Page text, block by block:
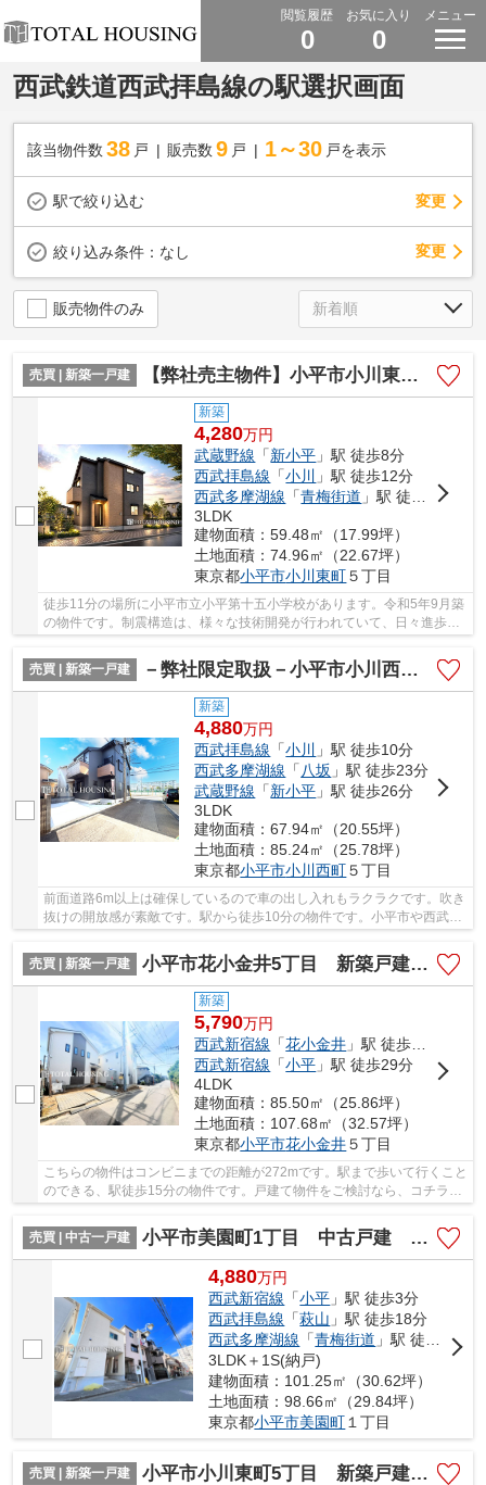
閲覧履歴
0
お気に入り
0
メニュー
西武鉄道西武拝島線の駅選択画面
該当物件数 38 戸 販売数 9 戸 1～30 戸を表示
駅で絞り込む 変更
絞り込み条件： なし 変更
販売物件のみ
売買 | 新築一戸建 【弊社売主物件】小平市小川東町5丁目 新築戸建 全1棟
新築
4,280万円
武蔵野線 「新小平 」駅 徒歩8分
西武拝島線 「小川
」駅 徒歩12分
西武多摩湖線 「青梅街道 」駅 徒歩15分
3LDK
建物面積：59.48㎡（17.99坪）
土地面積：74.96㎡（22.67坪）
東京都小平市小川東町５丁目
徒歩11分の場所に小平市立小平第十五小学校があります。令和5年9月築
の物件です。制震構造は、様々な技術開発が行われていて、日々進歩し
売買 | 新築一戸建
－弊社限定取扱－小平市小川西町5丁目 新築戸建 全2棟
新築
4,880万円
西武拝島線 「小川
」駅 徒歩10分
西武多摩湖線 「 八坂 」駅 徒歩23分
武蔵野線 「新小平 」駅 徒歩26分
3LDK
建物面積：67.94㎡（20.55坪）
土地面積：85.24㎡（25.78坪）
東京都小平市小川西町５丁目
前面道路6m以上は確保しているので車の出し入れもラクラクです。吹き
抜けの開放感が素敵です。駅から徒歩10分の物件です。小平市や西武拝
売買 | 新築一戸建
小平市花小金井5丁目 新築戸建 全2棟
新築
5,790万円
西武新宿線 「花小金井 」駅 徒歩15分
西武新宿線 「小平 」駅 徒歩29分
4LDK
建物面積：85.50㎡（25.86坪）
土地面積：107.68㎡（32.57坪）
東京都小平市花小金井５丁目
こちらの物件はコンビニまでの距離が272mです。駅まで歩いて行くこと
のできる、駅徒歩15分の物件です。戸建て物件をご検討なら、コチラの
売買 | 中古一戸建
小平市美園町1丁目 中古戸建 全1棟
4,880万円
西武新宿線 「小平 」駅 徒歩3分
西武拝島線 「萩山 」駅 徒歩18分
西武多摩湖線 「青梅街道 」駅 徒歩24分
3LDK＋1S(納戸)
建物面積：101.25㎡（30.62坪）
土地面積：98.66㎡（29.84坪）
東京都小平市美園町 １丁目
売買 | 新築一戸建 小平市小川東町5丁目 新築戸建 全1棟